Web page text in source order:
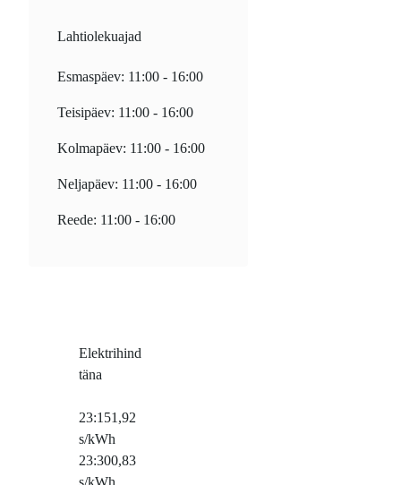
Lahtiolekuajad
Esmaspäev: 11:00 - 16:00
Teisipäev: 11:00 - 16:00
Kolmapäev: 11:00 - 16:00
Neljapäev: 11:00 - 16:00
Reede: 11:00 - 16:00
Elektrihind
täna
23:151,92
s/kWh
23:300,83